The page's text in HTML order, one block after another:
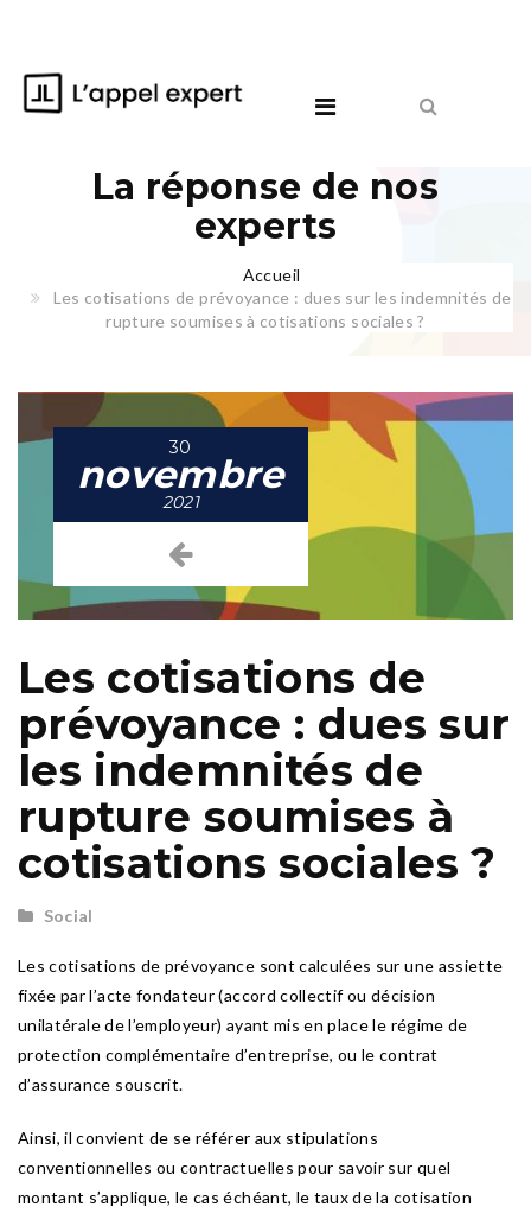
La réponse de nos
experts
Accueil
Les cotisations de prévoyance : dues sur les indemnités de
rupture soumises à cotisations sociales ?
30
novembre
2021
Les cotisations de
prévoyance : dues sur
les indemnités de
rupture soumises à
cotisations sociales ?
Social
Les cotisations de prévoyance sont calculées sur une assiette
fixée par l’acte fondateur (accord collectif ou décision
unilatérale de l’employeur) ayant mis en place le régime de
protection complémentaire d’entreprise, ou le contrat
d’assurance souscrit.
Ainsi, il convient de se référer aux stipulations
conventionnelles ou contractuelles pour savoir sur quel
montant s’applique, le cas échéant, le taux de la cotisation